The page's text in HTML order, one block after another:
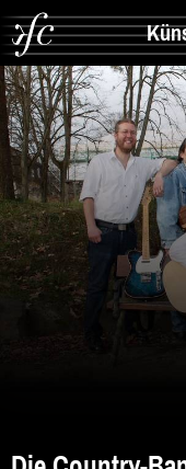
Suche
Info
Artistik & Tanz
Bands
Solomusiker
Zauberer & Co
Comedy